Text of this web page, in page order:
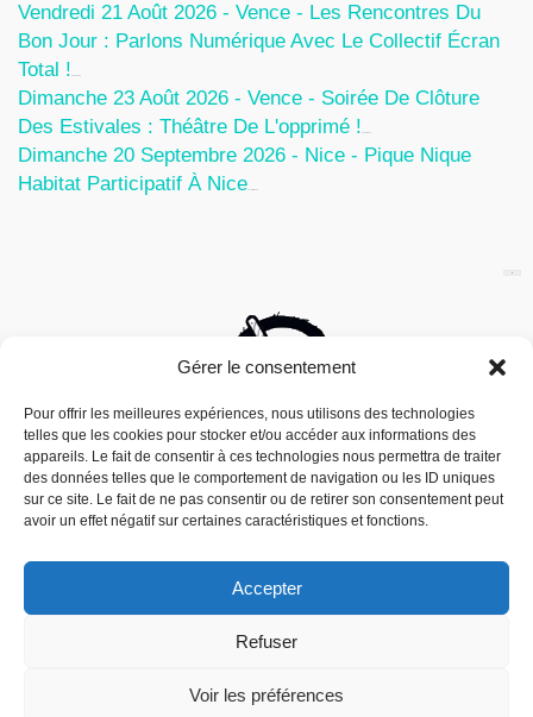
Gérer le consentement
Pour offrir les meilleures expériences, nous utilisons des technologies
telles que les cookies pour stocker et/ou accéder aux informations des
appareils. Le fait de consentir à ces technologies nous permettra de traiter
des données telles que le comportement de navigation ou les ID uniques
sur ce site. Le fait de ne pas consentir ou de retirer son consentement peut
avoir un effet négatif sur certaines caractéristiques et fonctions.
Accepter
Refuser
Voir les préférences
Vendredi 21 Août 2026 - Vence - Les Rencontres Du
Bon Jour : Parlons Numérique Avec Le Collectif Écran
Total !
Dimanche 23 Août 2026 - Vence - Soirée De Clôture
Des Estivales : Théâtre De L'opprimé !
Dimanche 20 Septembre 2026 - Nice - Pique Nique
Habitat Participatif À Nice
Mouais, le mensuel dubitatif…quoique est
édité par l’Association ARMA, Association
Pour la Reconnaissance des Médias
settings.